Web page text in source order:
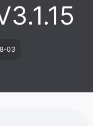
03